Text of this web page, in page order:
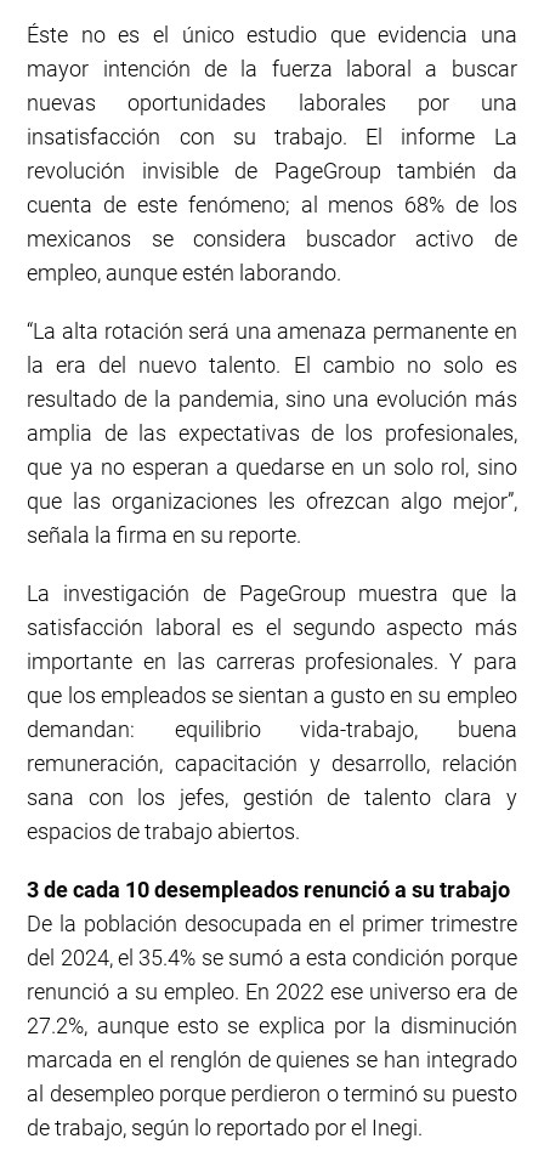
Éste no es el único estudio que evidencia una
mayor intención de la fuerza laboral a buscar
nuevas oportunidades laborales por una
insatisfacción con su trabajo. El informe La
revolución invisible de PageGroup también da
cuenta de este fenómeno; al menos 68% de los
mexicanos se considera buscador activo de
empleo, aunque estén laborando.
“La alta rotación será una amenaza permanente en
la era del nuevo talento. El cambio no solo es
resultado de la pandemia, sino una evolución más
amplia de las expectativas de los profesionales,
que ya no esperan a quedarse en un solo rol, sino
que las organizaciones les ofrezcan algo mejor”,
señala la firma en su reporte.
La investigación de PageGroup muestra que la
satisfacción laboral es el segundo aspecto más
importante en las carreras profesionales. Y para
que los empleados se sientan a gusto en su empleo
demandan: equilibrio vida-trabajo, buena
remuneración, capacitación y desarrollo, relación
sana con los jefes, gestión de talento clara y
espacios de trabajo abiertos.
3 de cada 10 desempleados renunció a su trabajo
De la población desocupada en el primer trimestre
del 2024, el 35.4% se sumó a esta condición porque
renunció a su empleo. En 2022 ese universo era de
27.2%, aunque esto se explica por la disminución
marcada en el renglón de quienes se han integrado
al desempleo porque perdieron o terminó su puesto
de trabajo, según lo reportado por el Inegi.